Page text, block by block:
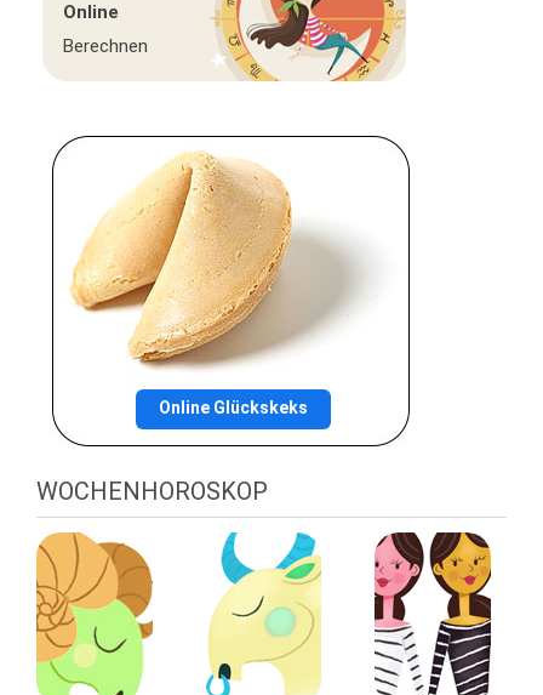
Online
Berechnen
Online Glückskeks
WOCHENHOROSKOP